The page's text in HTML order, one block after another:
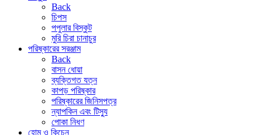
Back
চিপস
পপুলার বিস্কুট
মুরি চিরা চানাচুর
পরিষ্কারের সরঞ্জাম
Back
বাসন ধোয়া
ব্যক্তিগত যত্ন
কাপড় পরিষ্কার
পরিষ্কারের জিনিসপত্র
ন্যাপকিন এবং টিস্যু
পোকা নিধণ
হোম ও কিচেন